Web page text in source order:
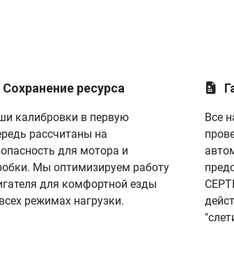
Сохранение ресурса
калибровки в первую
рассчитаны на
для мотора и
Мы оптимизируем работу
для комфортной езды
режимах нагрузки.
Все